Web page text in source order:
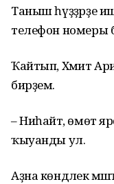
Таныш һүҙҙәрҙе
телефон номеры
Ҡайтып, Хәмит
бирҙем.
– Ниһайәт, өмөт
ҡыуанды ул.
Аҙна көндәлек